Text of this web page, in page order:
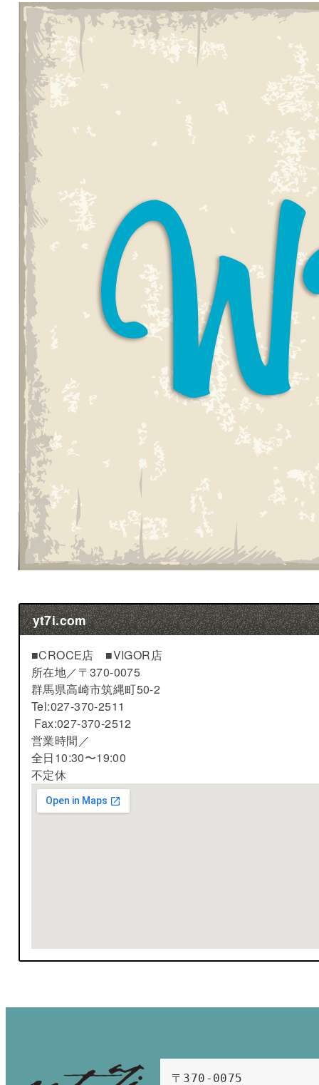
yt7i.com
■CROCE店 ■VIGOR店
所在地／〒370-0075
群馬県高崎市筑縄町50-2
Tel:027-370-2511
Fax:027-370-2512
営業時間／
全日10:30〜19:00
不定休
〒370-0075